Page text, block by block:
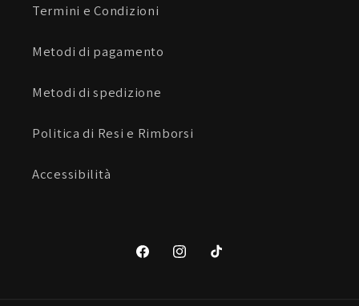
Termini e Condizioni
Metodi di pagamento
Metodi di spedizione
Politica di Resi e Rimborsi
Accessibilità
FacebookInstagramTikTok